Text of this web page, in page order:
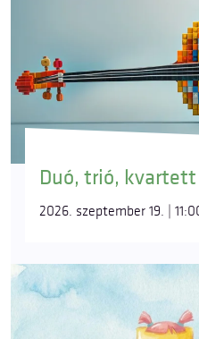
Duó, trió, kvartett
2026. szeptember 19. |